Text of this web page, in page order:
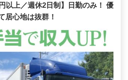
以上／週休2日制】日勤のみ！ 優
居心地は抜群！